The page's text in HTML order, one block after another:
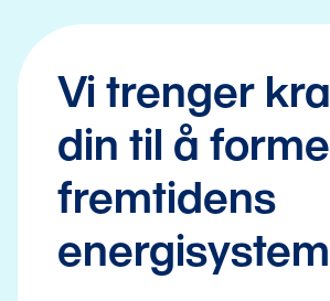
Vi trenger
din til å forme
fremtidens
energisystem